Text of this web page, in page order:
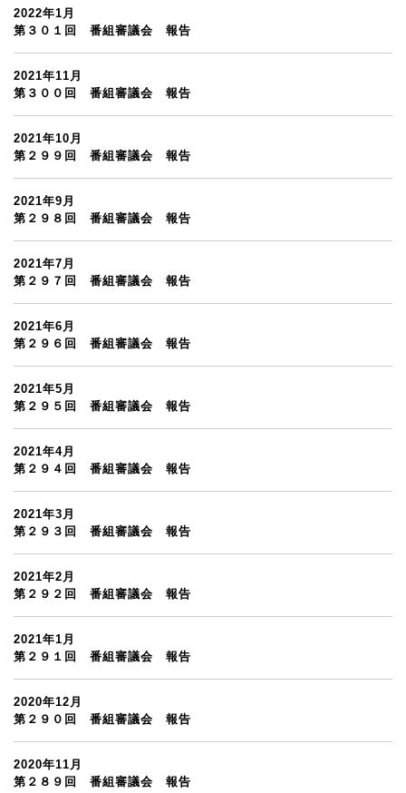
2022年1月
第３０１回 番組審議会 報告
2021年11月
第３００回 番組審議会 報告
2021年10月
第２９９回 番組審議会 報告
2021年9月
第２９８回 番組審議会 報告
2021年7月
第２９７回 番組審議会 報告
2021年6月
第２９６回 番組審議会 報告
2021年5月
第２９５回 番組審議会 報告
2021年4月
第２９４回 番組審議会 報告
2021年3月
第２９３回 番組審議会 報告
2021年2月
第２９２回 番組審議会 報告
2021年1月
第２９１回 番組審議会 報告
2020年12月
第２９０回 番組審議会 報告
2020年11月
第２８９回 番組審議会 報告